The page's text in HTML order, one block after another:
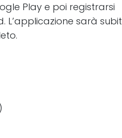
Play e poi registrarsi
L’applicazione sarà